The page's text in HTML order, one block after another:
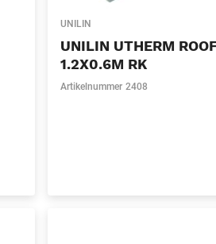
UNILIN
UNILIN UTHERM
1.2X0.6M RK
Artikelnummer 2408